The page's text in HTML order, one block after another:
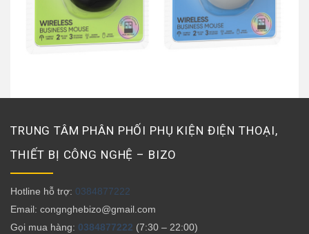
TRUNG TÂM PHÂN PHỐI PHỤ KIỆN ĐIỆN THOẠI,
THIẾT BỊ CÔNG NGHỆ – BIZO
Hotline hỗ trợ: 0384877222
Email: congnghebizo@gmail.com
Gọi mua hàng: 0384877222 (7:30 – 22:00)